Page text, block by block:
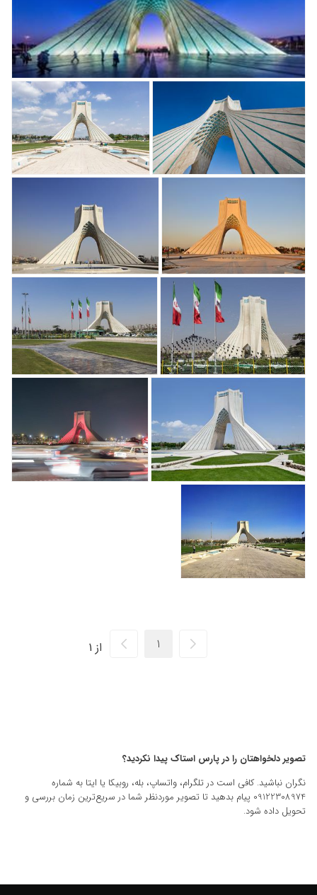
از 1
تصویر دلخواهتان را در پارس استاک پیدا نکردید؟
نگران نباشید. کافی است در تلگرام، واتساپ، بله، روبیکا یا ایتا به شماره
09122308974 پیام بدهید تا تصویر موردنظر شما در سریع‌ترین زمان بررسی و
تحویل داده شود.